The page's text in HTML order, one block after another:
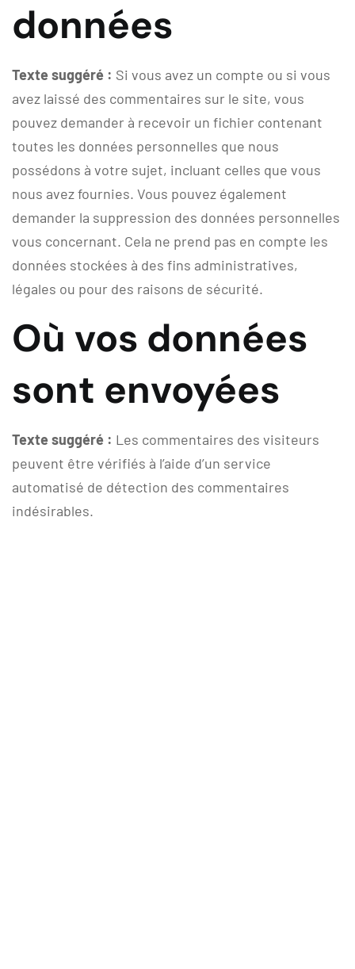
données
Texte suggéré : Si vous avez un compte ou si vous
avez laissé des commentaires sur le site, vous
pouvez demander à recevoir un fichier contenant
toutes les données personnelles que nous
possédons à votre sujet, incluant celles que vous
nous avez fournies. Vous pouvez également
demander la suppression des données personnelles
vous concernant. Cela ne prend pas en compte les
données stockées à des fins administratives,
légales ou pour des raisons de sécurité.
Où vos données
sont envoyées
Texte suggéré : Les commentaires des visiteurs
peuvent être vérifiés à l’aide d’un service
automatisé de détection des commentaires
indésirables.